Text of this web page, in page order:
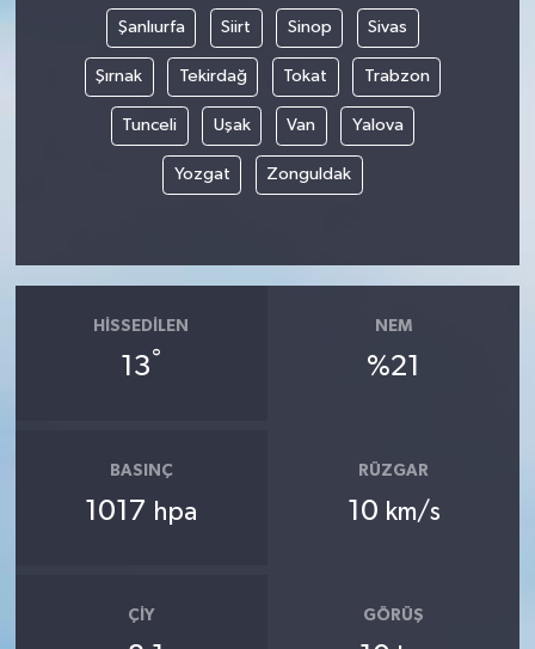
Şanlıurfa Siirt Sinop Sivas
Şırnak Tekirdağ Tokat Trabzon
Tunceli Uşak Van Yalova
Yozgat Zonguldak
HISSEDILEN
13°
NEM
%21
BASINÇ
1017 hpa
RÜZGAR
10 km/s
ÇIY GÖRÜŞ